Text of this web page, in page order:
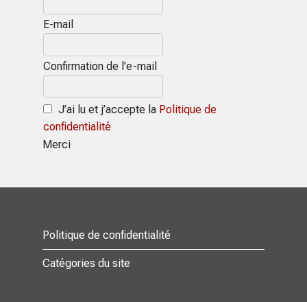
E-mail
Confirmation de l’e-mail
J’ai lu et j’accepte la Politique de
confidentialité
Merci
Politique de confidentialité
Catégories du site